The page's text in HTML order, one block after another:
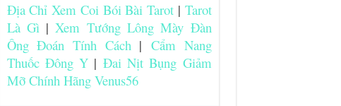
Địa Chỉ Xem Coi Bói Bài Tarot | Tarot
Là Gì|Xem Tướng Lông Mày Đàn
Ông Đoán Tính Cách| Cẩm Nang
Thuốc Đông Y|Đai Nịt Bụng Giảm
Mỡ Chính Hãng Venus56